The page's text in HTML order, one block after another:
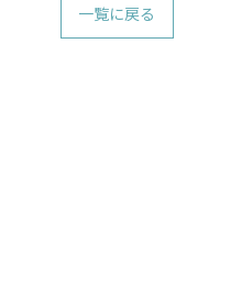
一覧に戻る